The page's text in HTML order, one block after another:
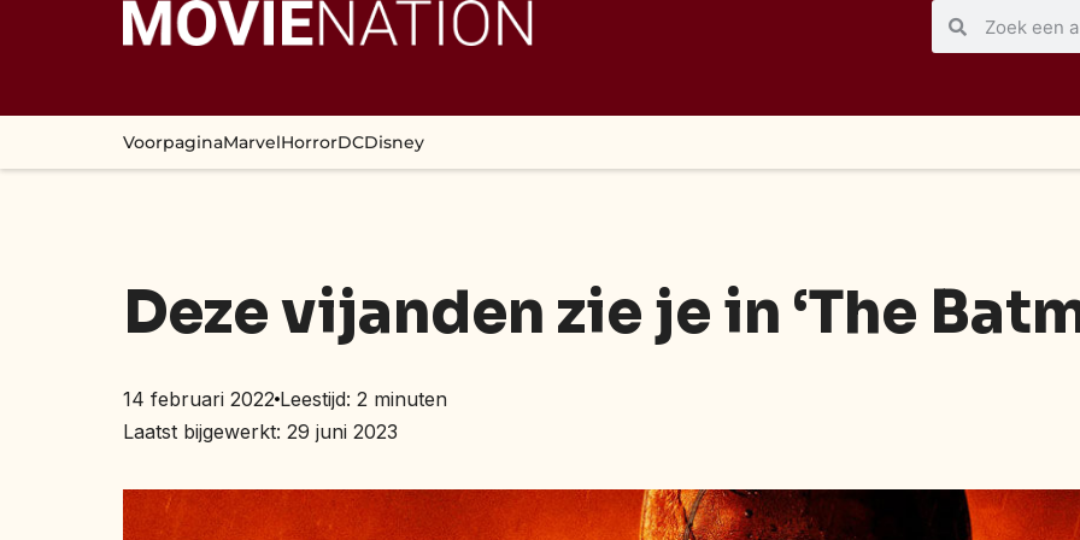
VoorpaginaMarvelHorrorDCDisney
Deze vijanden zie je in ‘The
14 februari 2022 Leestijd: 2 minuten
Laatst bijgewerkt: 29 juni 2023